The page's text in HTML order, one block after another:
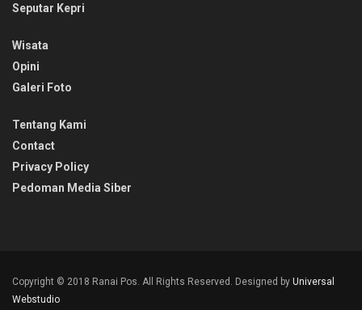
Seputar Kepri
Wisata
Opini
Galeri Foto
Tentang Kami
Contact
Privacy Policy
Pedoman Media Siber
Copyright © 2018 Ranai Pos. All Rights Reserved. Designed by Universal
Webstudio